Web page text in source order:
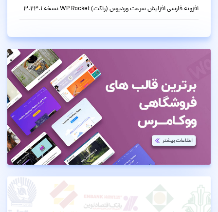
افزونه فارسی افزایش سرعت وردپرس (راکت) WP Rocket نسخه 3.23.1